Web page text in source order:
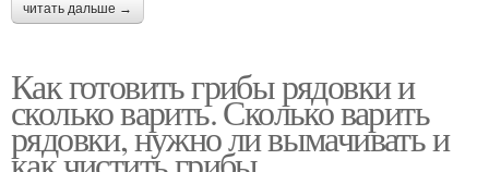
читать дальше →
Как готовить грибы рядовки и
сколько варить. Сколько варить
рядовки, нужно ли вымачивать и